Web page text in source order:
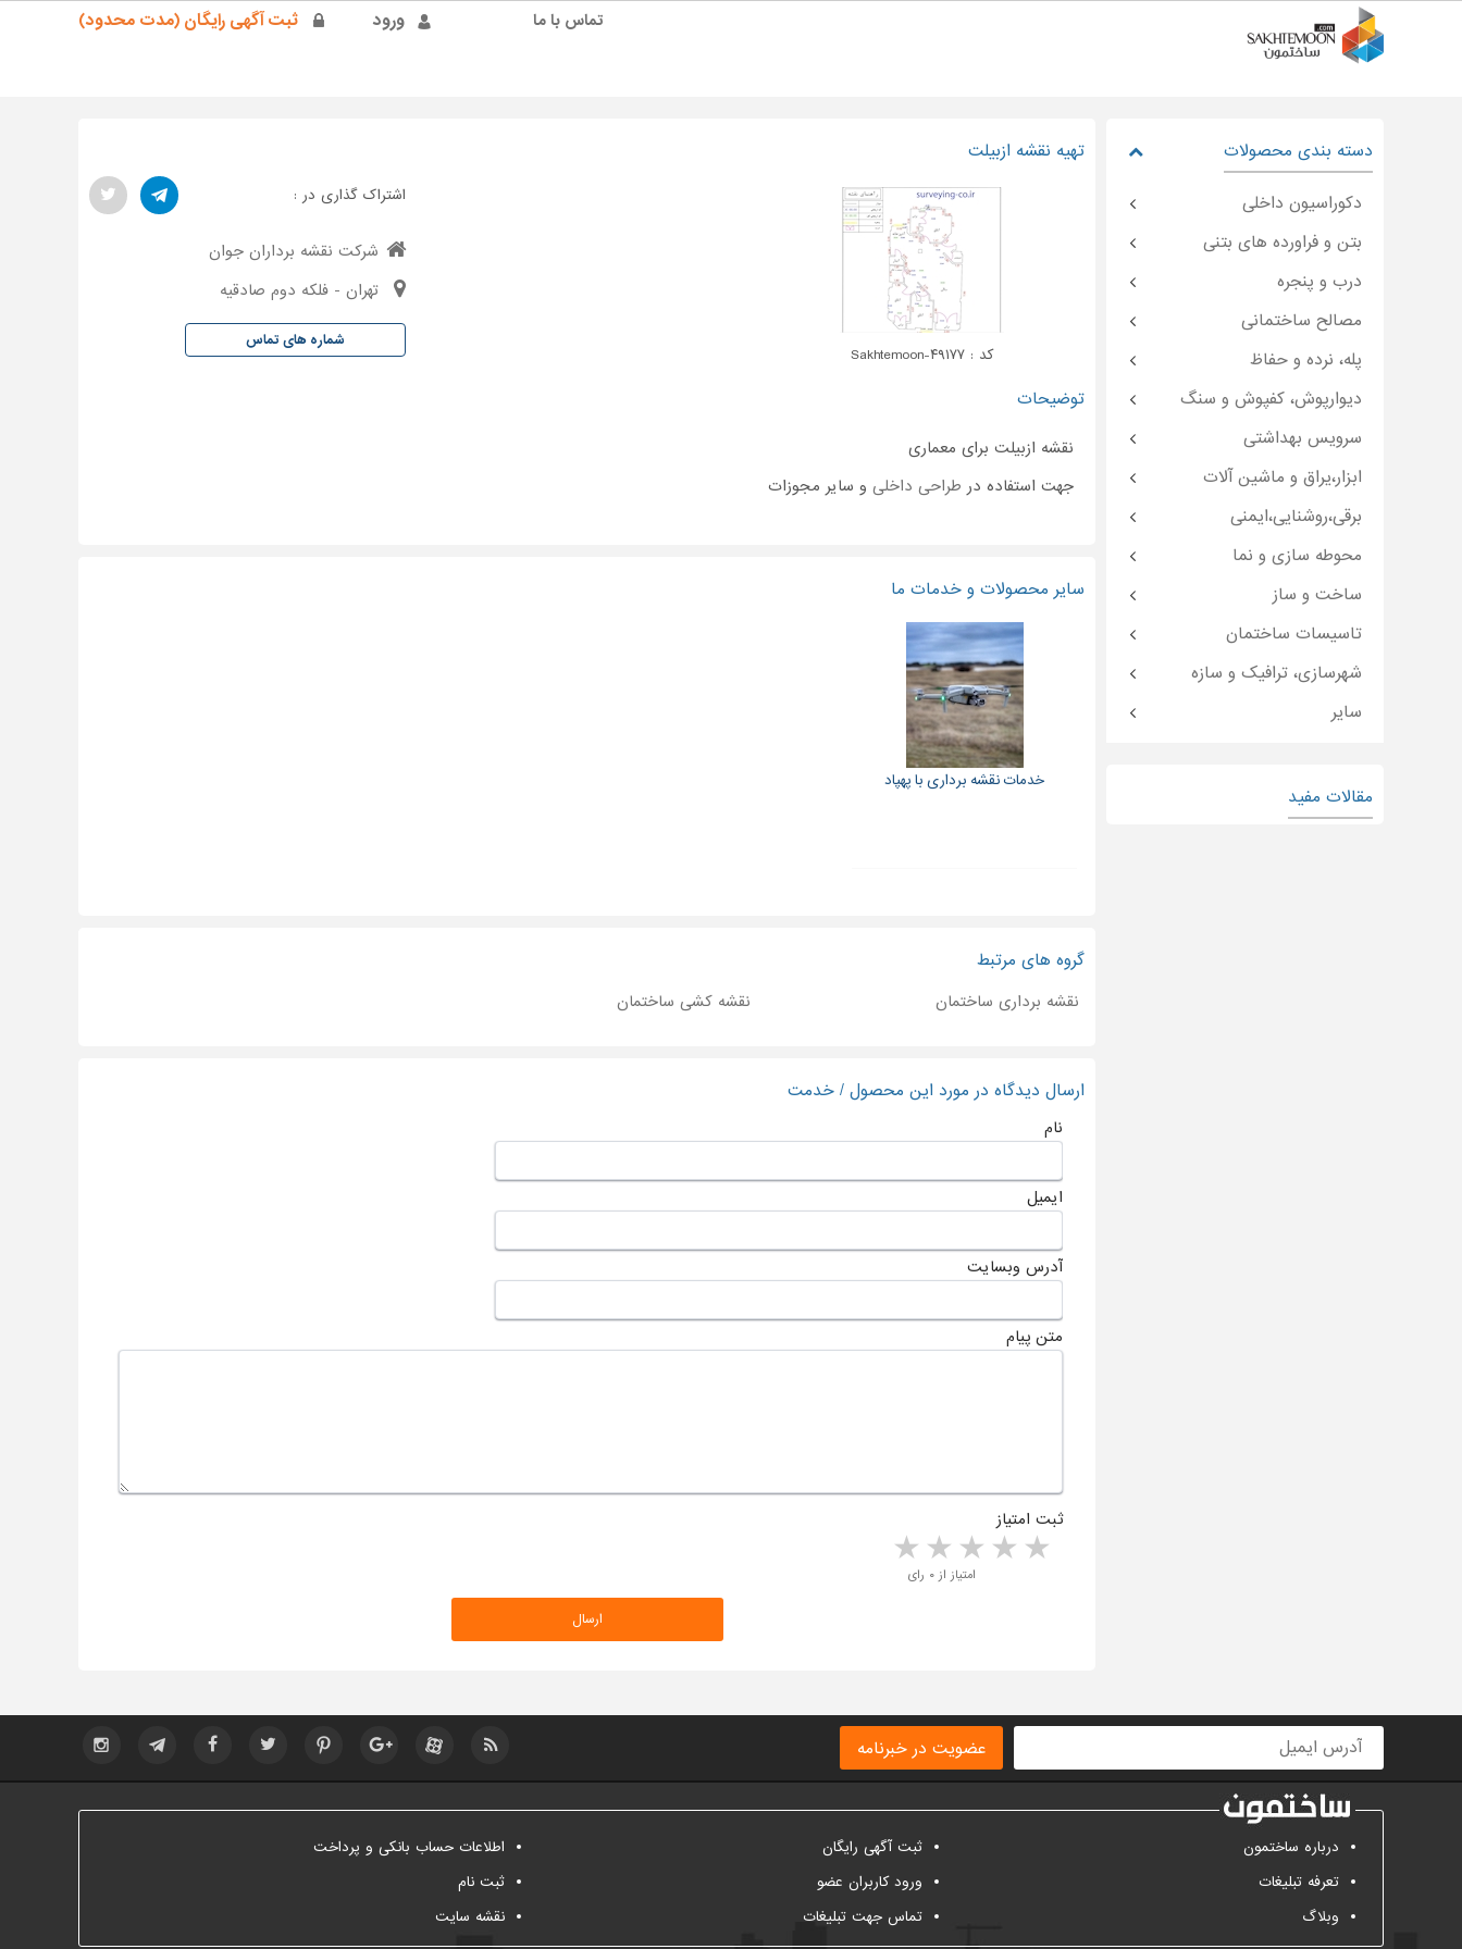
ورود ثبت آگهی رایگان (مدت محدود) تماس با ما
تهیه نقشه ازبیلت
کد : Sakhtemoon-۴۹۱۷۷
توضیحات
نقشه ازبیلت برای معماری
جهت استفاده در طراحی داخلی و سایر مجوزات
اشتراک گذاری در :
شرکت نقشه برداران جوان
تهران - فلکه دوم صادقیه
شماره های تماس
سایر محصولات و خدمات ما
خدمات نقشه برداری با پهپاد
گروه های مرتبط
نقشه برداری ساختمان نقشه کشی ساختمان
ارسال دیدگاه در مورد این محصول / خدمت
نام
ایمیل
آدرس وبسایت
متن پیام
ثبت امتیاز
4 stars 3 stars 2 stars 1 star امتیاز از ۰ رای
دسته بندی محصولات
دکوراسیون داخلی
بتن و فراورده های بتنی
درب و پنجره
مصالح ساختمانی
پله، نرده و حفاظ
دیوارپوش، کفپوش و سنگ
سرویس بهداشتی
ابزار،یراق و ماشین آلات
برقی،روشنایی،ایمنی
محوطه سازی و نما
ساخت و ساز
تاسیسات ساختمان
شهرسازی، ترافیک و سازه
سایر
مقالات مفید
عضویت در خبرنامه
درباره ساختمون
تعرفه تبلیغات
وبلاگ
ثبت آگهی رایگان
ورود کاربران عضو
تماس جهت تبلیغات
اطلاعات حساب بانکی و پرداخت
ثبت نام
نقشه سایت